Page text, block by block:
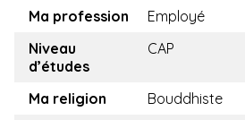
Ma profession
Employé
Niveau
d’études
CAP
Ma religion
Bouddhiste